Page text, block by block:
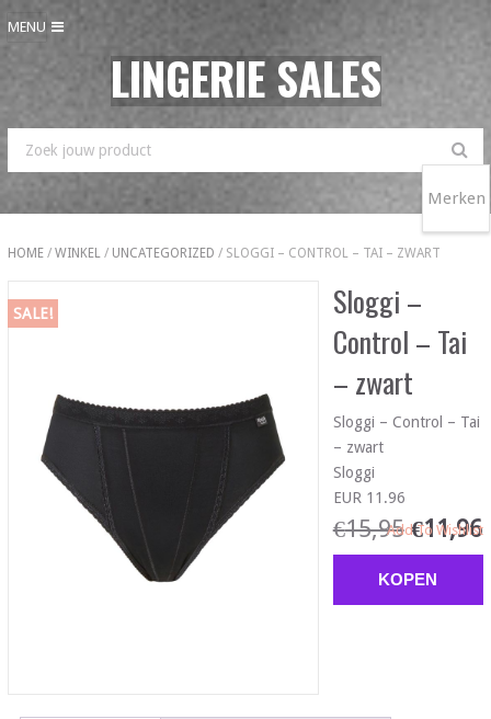
MENU
LINGERIE SALES
HOME/ WINKEL/ UNCATEGORIZED / SLOGGI – CONTROL – TAI – ZWART
SALE!
Sloggi –
Control – Tai
– zwart
Sloggi – Control – Tai
– zwart
Sloggi
EUR 11.96
€15,95 €11,96
KOPEN
Add To Wishlist
Merken